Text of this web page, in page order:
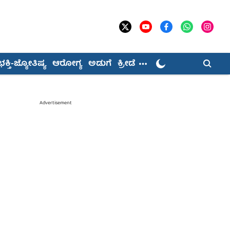
ಜ್ಯೋತಿಷ್ಯ ಆರೋಗ್ಯ ಅಡುಗೆ ಕ್ರೀಡೆ
Advertisement